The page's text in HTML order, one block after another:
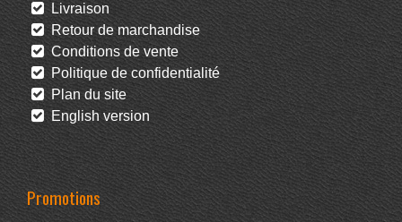
Livraison
Retour de marchandise
Conditions de vente
Politique de confidentialité
Plan du site
English version
Promotions